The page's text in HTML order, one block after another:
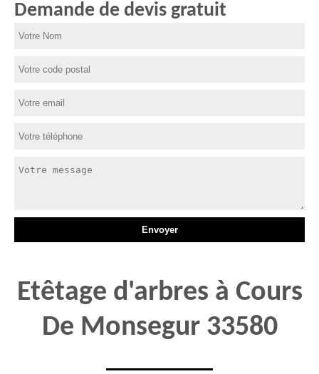
Demande de devis gratuit
Etêtage d'arbres à Cours
De Monsegur 33580